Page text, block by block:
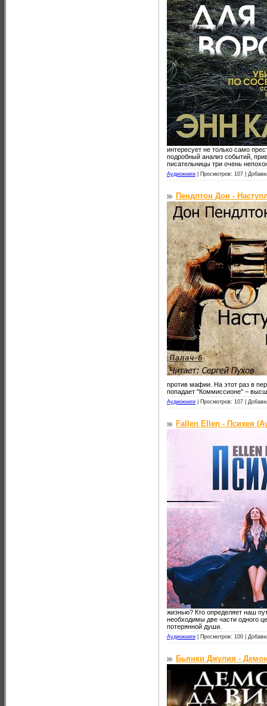
интересует не только само
подробный анализ событий,
писательницы три очень
Аудиокниги Просмотров: 107 |
Пендлтон Дон -
против мафии. На этот раз в
попадает "Коммиссионе" –
Аудиокниги Просмотров: 107 |
Fallen Ellen - Психея
жизнью? Кто определяет наш
необходимы две части одного
потерянной души.
Аудиокниги Просмотров: 100 |
Бьянки Джулия -